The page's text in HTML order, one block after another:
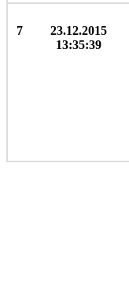
7
23.12.2015
13:35:39